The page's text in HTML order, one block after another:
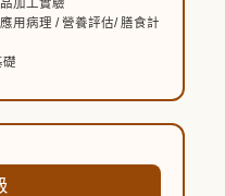
加工實驗
用病理 / 營養評估/ 膳食計
礎